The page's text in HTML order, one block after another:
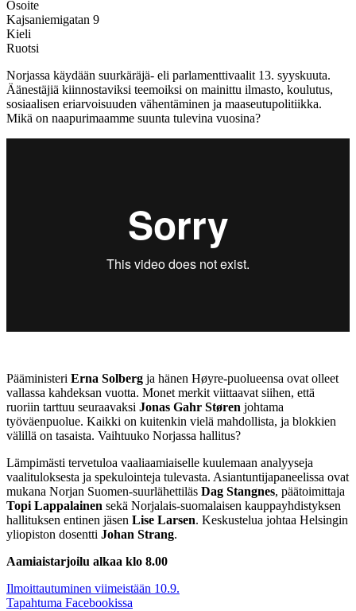
Osoite
Kajsaniemigatan 9
Kieli
Ruotsi
Norjassa käydään suurkäräjä- eli parlamenttivaalit 13. syyskuuta.
Äänestäjiä kiinnostaviksi teemoiksi on mainittu ilmasto, koulutus,
sosiaalisen eriarvoisuuden vähentäminen ja maaseutupolitiikka.
Mikä on naapurimaamme suunta tulevina vuosina?
Pääministeri Erna Solberg ja hänen Høyre-puolueensa ovat olleet
vallassa kahdeksan vuotta. Monet merkit viittaavat siihen, että
ruoriin tarttuu seuraavaksi Jonas Gahr Støren johtama
työväenpuolue. Kaikki on kuitenkin vielä mahdollista, ja blokkien
välillä on tasaista. Vaihtuuko Norjassa hallitus?
Lämpimästi tervetuloa vaaliaamiaiselle kuulemaan analyyseja
vaalituloksesta ja spekulointeja tulevasta. Asiantuntijapaneelissa ovat
mukana Norjan Suomen-suurlähettiläs Dag Stangnes, päätoimittaja
Topi Lappalainen sekä Norjalais-suomalaisen kauppayhdistyksen
hallituksen entinen jäsen Lise Larsen. Keskustelua johtaa Helsingin
yliopiston dosentti Johan Strang.
Aamiaistarjoilu alkaa klo 8.00
Ilmoittautuminen viimeistään 10.9.
Tapahtuma Facebookissa